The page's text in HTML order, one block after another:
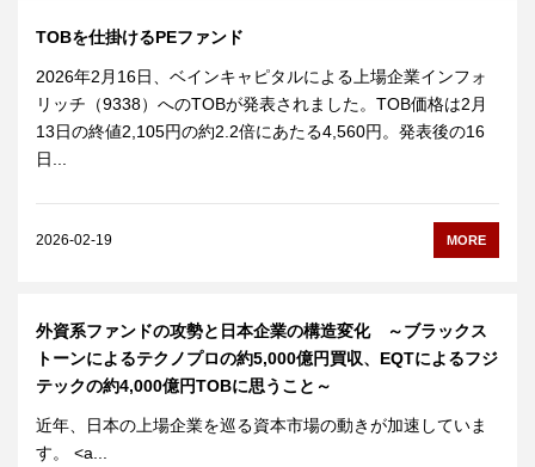
TOBを仕掛けるPEファンド
2026年2月16日、ベインキャピタルによる上場企業インフォ
リッチ（9338）へのTOBが発表されました。TOB価格は2月
13日の終値2,105円の約2.2倍にあたる4,560円。発表後の16
日...
2026-02-19 MORE
外資系ファンドの攻勢と日本企業の構造変化 ～ブラックス
トーンによるテクノプロの約5,000億円買収、EQTによるフジ
テックの約4,000億円TOBに思うこと～
近年、日本の上場企業を巡る資本市場の動きが加速していま
す。 <a...